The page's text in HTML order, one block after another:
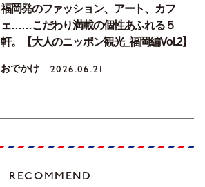
福岡発のファッション、アート、カフ
ェ……こだわり満載の個性あふれる５
軒。【大人のニッポン観光_福岡編Vol.2】
おでかけ 2026.06.21
RECOMMEND